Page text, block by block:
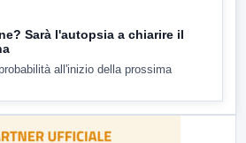
Sarà l'autopsia a chiarire il
all'inizio della prossima